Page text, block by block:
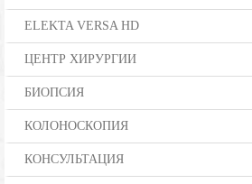
ELEKTA VERSA HD
ЦЕНТР ХИРУРГИИ
БИОПСИЯ
КОЛОНОСКОПИЯ
КОНСУЛЬТАЦИЯ